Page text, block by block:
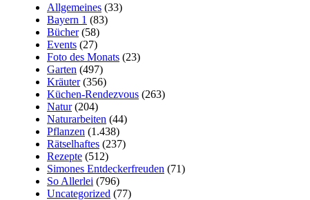
Allgemeines (33)
Bayern 1 (83)
Bücher(58)
Events (27)
Foto des Monats (23)
Garten (497)
Kräuter(356)
Küchen-Rendezvous (263)
Natur(204)
Naturarbeiten (44)
Pflanzen (1.438)
Rätselhaftes (237)
Rezepte (512)
Simones Entdeckerfreuden (71)
So Allerlei (796)
Uncategorized (77)